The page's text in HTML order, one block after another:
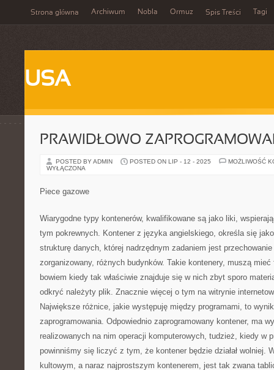
Strona główna Archiwum Nobla Ormuz Spis Treści Tagi
USA
PRAWIDŁOWO
POSTED BY ADMIN POSTED ON LIP - 12 - 2025
MOŻLIWOŚĆ
WYŁĄCZONA
Piece gazowe
Wiarygodne typy kontenerów, kwalifikowane są jako liki,
tym pokrewnych. Kontener z języka angielskiego, określa się
strukturę danych, której nadrzędnym zadaniem jest
zorganizowany, różnych budynków. Takie kontenery, muszą
bowiem kiedy tak właściwie znajduje się w nich zbyt sporo
odkryć należyty plik. Znacznie więcej o tym na witrynie
Największe różnice, jakie występuję między programami, to
zaprogramowania. Odpowiednio zaprogramowany kontener, ma
realizowanych na nim operacji komputerowych, tudzież, kiedy w
powinniśmy się liczyć z tym, że kontener będzie działał wolniej.
kultowym, a naraz najprostszym kontenerem, jest tak zwana